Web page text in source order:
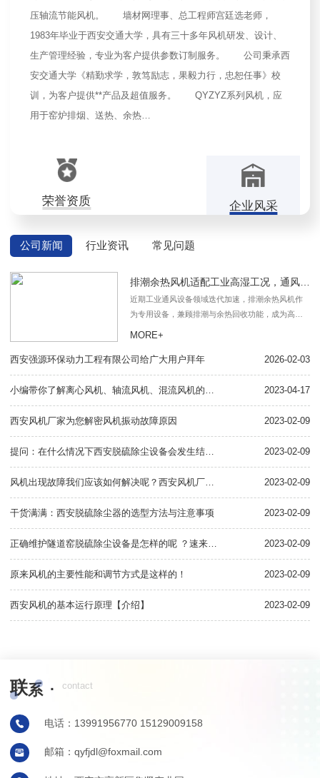
压轴流节能风机。 墙材网理事、总工程师宫廷选老师，
1983年毕业于西安交通大学，具有三十多年风机研发、设计、
生产管理经验，专业为客户提供参数订制服务。 公司秉承西
安交通大学《精勤求学，敦笃励志，果毅力行，忠恕任事》校
训，为客户提供**产品及超值服务。 QYZYZ系列风机，应
用于窑炉排烟、送热、余热…
荣誉资质 企业风采
公司新闻 行业资讯 常见问题
近期工业通风设备领域迭代加速，排潮余热风机作
为专用设备，兼顾排潮与余热回收功能，成为高湿
体介质，耐受温度波动与介质侵蚀。风道与换热结
构优化，气流通过顺畅，可在排潮同时回收介质中
的余热，减少热量散失。应用场景覆盖广泛。建材
加工领域，适
MORE+
西安强源环保动力工程有限公司给广大用户拜年 2026-02-03
2023-04-17
西安风机厂家为您解密风机振动故障原因 2023-02-09
2023-02-09
2023-02-09
干货满满：西安脱硫除尘器的选型方法与注意事项 2023-02-09
2023-02-09
原来风机的主要性能和调节方式是这样的！ 2023-02-09
西安风机的基本运行原理【介绍】 2023-02-09
联系 · contact
电话：13991956770 15129009158
邮箱：qyfjdl@foxmail.com